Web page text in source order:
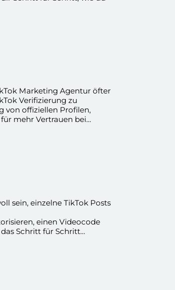
Marketing Agentur öfter
Verifizierung zu
von offiziellen Profilen,
mehr Vertrauen bei
sein, einzelne TikTok Posts
einen Videocode
Schritt für Schritt